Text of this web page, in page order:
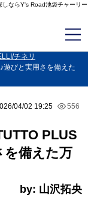
しならY's Road池袋チャーリー
チネリ
遊びと実用さを備えた
04/02 19:25 556
PLUS
を備えた万
by: 山沢拓央